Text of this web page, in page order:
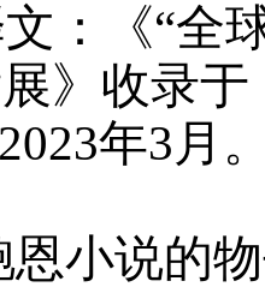
：《“全
》收录
年3月
恩小说的